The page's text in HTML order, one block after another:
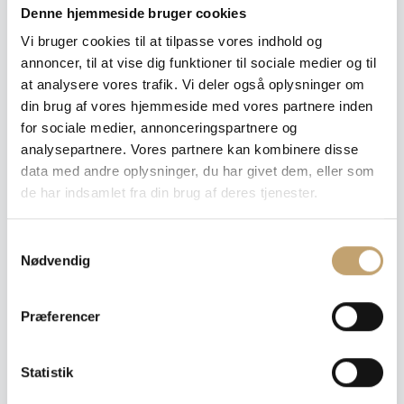
Denne hjemmeside bruger cookies
Vi bruger cookies til at tilpasse vores indhold og
annoncer, til at vise dig funktioner til sociale medier og til
at analysere vores trafik. Vi deler også oplysninger om
din brug af vores hjemmeside med vores partnere inden
for sociale medier, annonceringspartnere og
analysepartnere. Vores partnere kan kombinere disse
data med andre oplysninger, du har givet dem, eller som
de har indsamlet fra din brug af deres tjenester.
Nødvendig
Præferencer
Statistik
Tykkelse : 20 mm
20 mm
Pris pr. m²: 440,00 DKK
Dette er ikke en traditionel webshop, hvorfor du heller